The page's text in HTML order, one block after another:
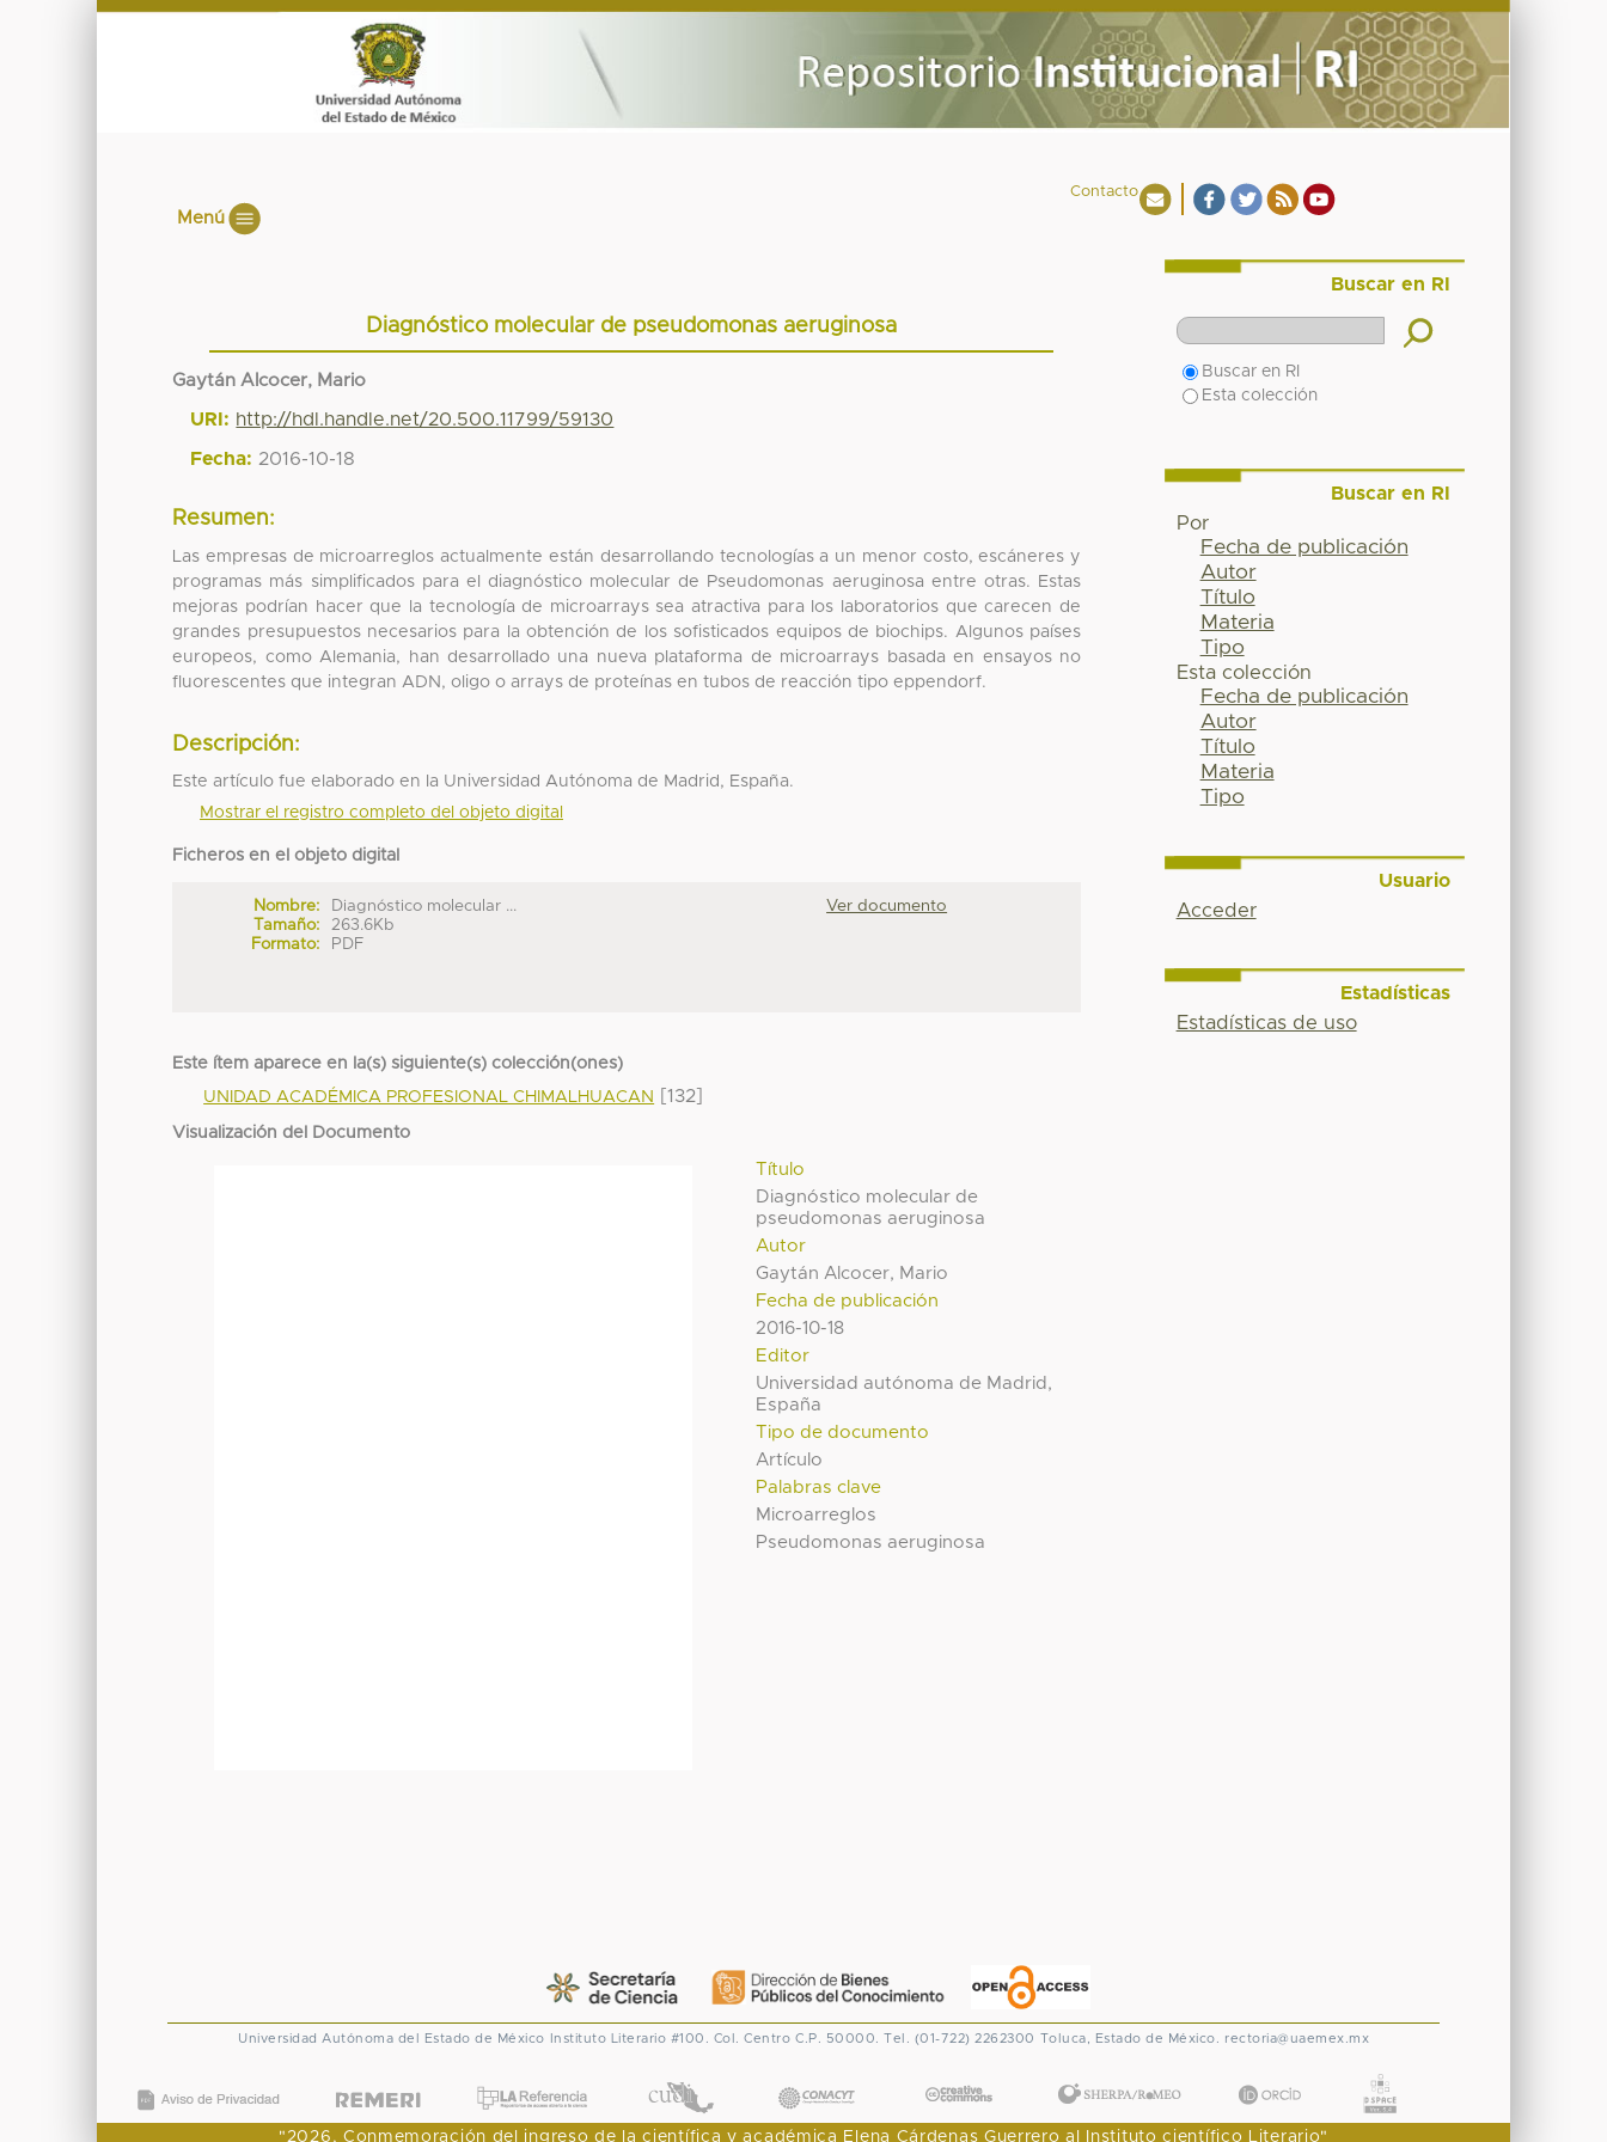
Contacto
Menú
Diagnóstico molecular de pseudomonas aeruginosa
Gaytán Alcocer, Mario
URI: http://hdl.handle.net/20.500.11799/59130
Fecha: 2016-10-18
Resumen:
Las empresas de microarreglos actualmente están desarrollando tecnologías a un menor costo, escáneres y
programas más simplificados para el diagnóstico molecular de Pseudomonas aeruginosa entre otras. Estas
mejoras podrían hacer que la tecnología de microarrays sea atractiva para los laboratorios que carecen de
grandes presupuestos necesarios para la obtención de los sofisticados equipos de biochips. Algunos países
europeos, como Alemania, han desarrollado una nueva plataforma de microarrays basada en ensayos no
fluorescentes que integran ADN, oligo o arrays de proteínas en tubos de reacción tipo eppendorf.
Descripción:
Este artículo fue elaborado en la Universidad Autónoma de Madrid, España.
Mostrar el registro completo del objeto digital
Ficheros en el objeto digital
Nombre:
Diagnóstico molecular ...
Tamaño:
263.6Kb
Formato:
PDF
Ver documento
Este ítem aparece en la(s) siguiente(s) colección(ones)
UNIDAD ACADÉMICA PROFESIONAL CHIMALHUACAN
[132]
Visualización del Documento
Título
Diagnóstico molecular de
pseudomonas aeruginosa
Autor
Gaytán Alcocer, Mario
Fecha de publicación
2016-10-18
Editor
Universidad autónoma de Madrid,
España
Tipo de documento
Artículo
Palabras clave
Microarreglos
Pseudomonas aeruginosa
Buscar en RI
Buscar en RI
Esta colección
Buscar en RI
Por
Fecha de publicación
Autor
Título
Materia
Tipo
Esta colección
Fecha de publicación
Autor
Título
Materia
Tipo
Usuario
Acceder
Estadísticas
Estadísticas de uso
Universidad Autónoma del Estado de México Instituto Literario #100. Col. Centro C.P. 50000. Tel. (01-722) 2262300 Toluca, Estado de México. rectoria@uaemex.mx
"2026, Conmemoración del ingreso de la científica y académica Elena Cárdenas Guerrero al Instituto científico Literario"